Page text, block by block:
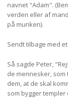
navnet "Adam".
verden eller af
på munken).
Sendt tilbage med
Så sagde Peter,
de mennesker,
dem, at de skal
som bygger